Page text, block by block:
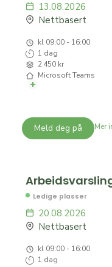
13.08.2026
Nettbasert
kl 09:00 - 16:00
1 dag
2 450 kr
Microsoft Teams
+
utføre arbeid på og
ansvarsrett. Alle
Kurset varer fra
Se kursdetaljer
Meld deg på Mer
Ledige plasser
20.08.2026
Nettbasert
kl 09:00 - 16:00
1 dag